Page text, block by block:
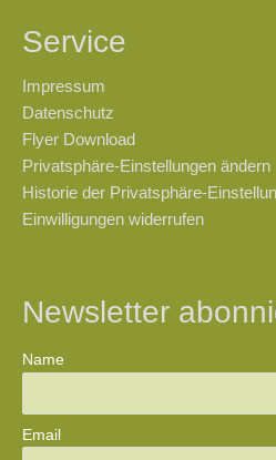
Service
Impressum
Datenschutz
Flyer Download
Privatsphäre-Einstellungen ändern
Historie der Privatsphäre-
Einwilligungen widerrufen
Newsletter
Name
Email